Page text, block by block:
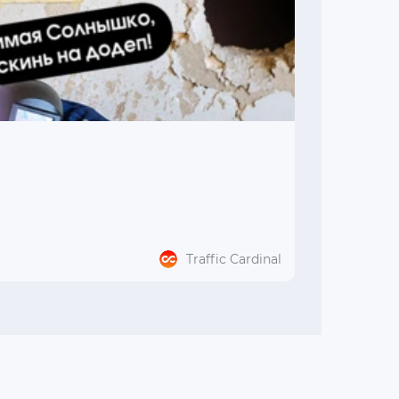
Traffic Cardinal